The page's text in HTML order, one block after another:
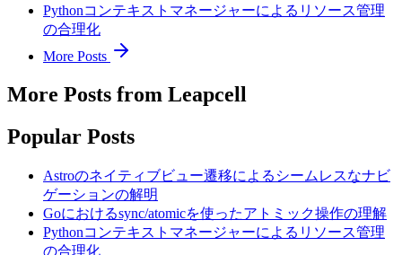
Pythonコンテキストマネージャーによるリソース管理
の合理化
More Posts
More Posts from Leapcell
Popular Posts
Astroのネイティブビュー遷移によるシームレスなナビ
ゲーションの解明
Goにおけるsync/atomicを使ったアトミック操作の理解
Pythonコンテキストマネージャーによるリソース管理
の合理化